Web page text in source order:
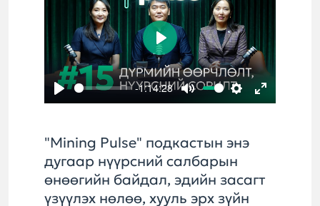
Play
-1:14:28
Mute Settings
Enter
Play
"Mining Pulse" подкастын энэ
дугаар нүүрсний салбарын
өнөөгийн байдал, эдийн засагт
үзүүлэх нөлөө, хууль эрх зүйн